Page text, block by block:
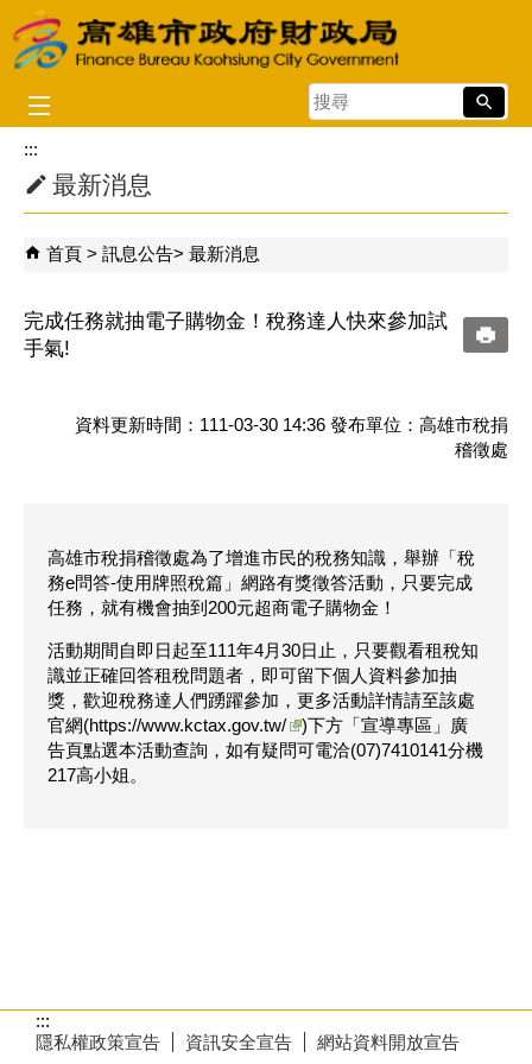
跳到主要內容區塊
搜
尋
:::
最新消息
首頁 訊息公告 最新消息
完成任務就抽電子購物金！稅務達人快來參加試
手氣!
資料更新時間：111-03-30 14:36 發布單位：高雄市稅捐
稽徵處
高雄市稅捐稽徵處為了增進市民的稅務知識，舉辦「稅
務e問答-使用牌照稅篇」網路有獎徵答活動，只要完成
任務，就有機會抽到200元超商電子購物金！
活動期間自即日起至111年4月30日止，只要觀看租稅知
識並正確回答租稅問題者，即可留下個人資料參加抽
獎，歡迎稅務達人們踴躍參加，更多活動詳情請至該處
官網(https://www.kctax.gov.tw/
)下方「宣導專區」廣
告頁點選本活動查詢，如有疑問可電洽(07)7410141分機
217高小姐。
:::
隱私權政策宣告
資訊安全宣告 網站資料開放宣告